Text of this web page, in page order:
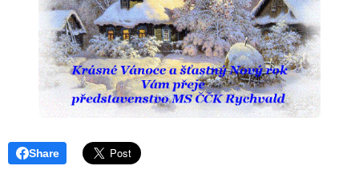
Share